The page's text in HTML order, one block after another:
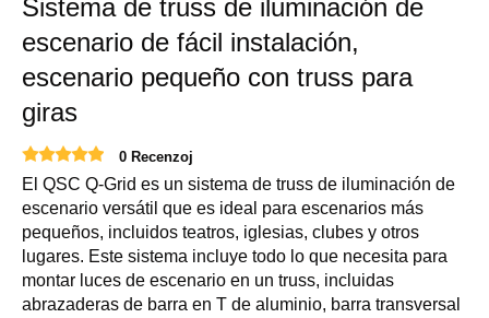
Sistema de truss de iluminación de
escenario de fácil instalación,
escenario pequeño con truss para
giras
0 Recenzoj
El QSC Q-Grid es un sistema de truss de iluminación de
escenario versátil que es ideal para escenarios más
pequeños, incluidos teatros, iglesias, clubes y otros
lugares. Este sistema incluye todo lo que necesita para
montar luces de escenario en un truss, incluidas
abrazaderas de barra en T de aluminio, barra transversal